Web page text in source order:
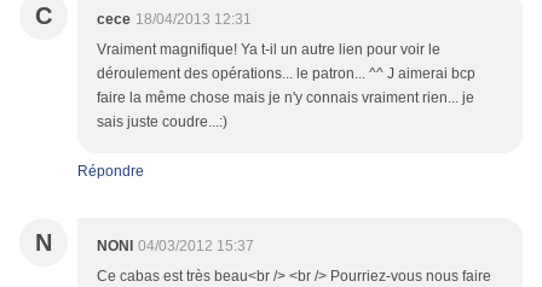
C cece 18/04/2013 12:31
Vraiment magnifique! Ya t-il un autre lien pour voir le
déroulement des opérations... le patron... ^^ J aimerai bcp
faire la même chose mais je n'y connais vraiment rien... je
sais juste coudre...:)
Répondre
N NONI
04/03/2012 15:37
Ce cabas est très beau<br /> <br /> Pourriez-vous nous faire